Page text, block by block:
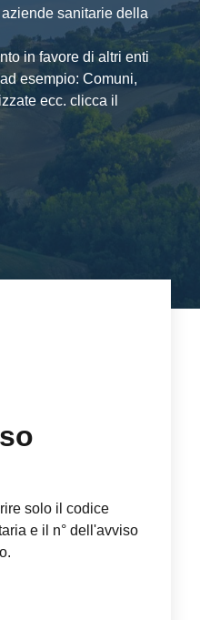
sanitarie della
in favore di altri enti
esempio: Comuni,
ecc. clicca il
solo il codice
e il n° dell'avviso